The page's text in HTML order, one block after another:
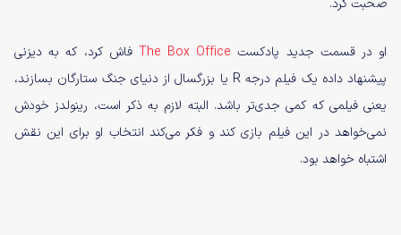
صحبت کرد.
او در قسمت جدید پادکست The Box Office فاش کرد، که به دیزنی
پیشنهاد داده یک فیلم درجه R یا بزرگسال از دنیای جنگ ستارگان بسازند،
یعنی فیلمی که کمی جدی‌تر باشد. البته لازم به ذکر است، رینولدز خودش
نمی‌خواهد در این فیلم بازی کند و فکر می‌کند انتخاب او برای این نقش
اشتباه خواهد بود.